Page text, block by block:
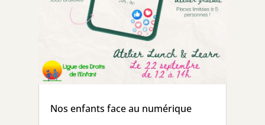
Nos enfants face au numérique